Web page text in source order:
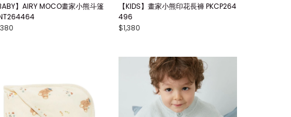
】AIRY MOCO畫家小熊斗篷
【KIDS】畫家小熊印花長褲 PKCP264
496
$1,380